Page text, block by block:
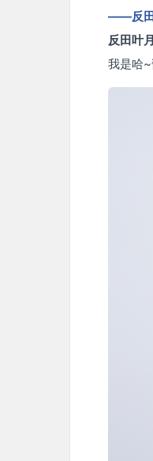
——反田
反田叶
我是哈